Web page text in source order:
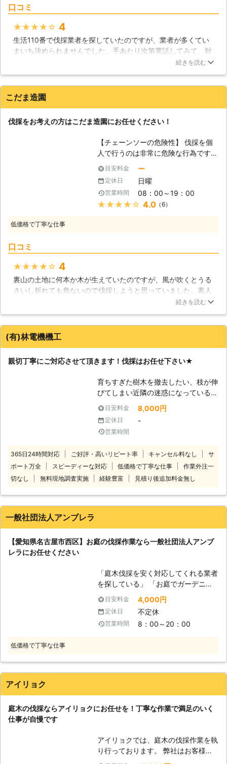
た木を使い建物にする事など楽しみ方
をアドバイスさせていただきます。厳
しく素敵な自然の中で培ったノウハウ
で皆さまの暮らしをサポートさせてい
ただきますので、伐採や剪定でお困り
す。 【安全な作業をお約束します】
木々の伐採には様々なことに配慮する
必要があります。倒れてきた時の角度
も考えなければ事故に繋がってしまう
ので、作業前はそのようなことも計算
しなければなりません。また、倒れた
木が家屋にダメージを与えてしまうこ
とも考えられます。もちろん、周辺の
庭木や近隣の住宅にも影響してしまう
合わせを行い、お客様にしっかりと作
意を払い伐採作業に取り掛かりますの
で、木の伐採でお困りでしたら一度ご
相談ください。不要な木などは伐採対
口コミ
★★★★★ 4
生活110番で伐採業者を探していたのですが、業者が多くてい
まいち決められませんでした。手あたり次第電話してみて、対
応と見積もりを聞いていたのですが、そこで一番良いなと思え
一切迷惑が掛からなかったので良かったです。
長野県 諏訪郡原村 2016年12月30日
続きを読む
こだま造園
伐採をお考えの方はこだま造園にお任せください！
【チェーンソーの危険性】 伐採を個
人で行うのは非常に危険な行為です。
手で掴める程度の太さの樹木であれば
問題は無いのですが、ある程度の太さ
がある木を伐採する場合、注意しなけ
ればいけない事があります。まず太い
木を伐採しようとする場合、チェーン
解していないと、チェーンソーが体に
向かって飛んでくることになり、大怪
我をする危険があるのです。太い木を
伐採する事に慣れていない方は、こだ
ま造園にご依頼ください。 【伐採時
ます。まずは木をどの方向に倒したい
かを決め、木の傾きや枝の付き具合な
どから重心を見極めます。そして、風
向きや周囲の地形なども考慮して、最
終的に切り倒す方向を決めます。切り
倒す方向を決めたら、その方向に正確
に切り倒す技術が必要になります。こ
だま造園のスタッフは、皆熟練された
極めから伐採技術まで完璧に行うこと
が可能です。
目安料金 ー
定休日 日曜
営業時間 08：00～19：00
★★★★★ 4.0（6）
低価格で丁寧な仕事
口コミ
★★★★★ 4
裏山の土地に何本か木が生えていたのですが、風が吹くとうる
さいし折れても危ないので伐採しようと思っていました。素人
ができるものではないので専門家にお願いしたいと思い、こだ
さったので、とてもスムーズに伐採してもらえました。次は自
宅の庭の庭木をお願いしたいと思っています。
愛知県 名古屋市熱田区 2016年11月30日
続きを読む
(有)林電機機工
親切丁寧にご対応させて頂きます！伐採はお任せ下さい★
育ちすぎた樹木を撤去したい、枝が伸
びてしまい近隣の迷惑になっている、
そんな個人では対応できない伐採作業
は弊社にお任せ下さい!! 経験豊富なプ
ロがお客様のご要望やご希望に沿った
形で作業を行いご満足いただける仕上
目線での作業を心がけているからこ
そ、適当な作業は一切致しません！
伐採作業以外にもお庭のことで何かあ
さい★
目安料金 8,000円
定休日 -
営業時間
365日24時間対応 ご好評・高いリピート率 キャンセル料なし
サ
ポート万全
スピーディーな対応 低価格で丁寧な仕事
作業外注一
切なし
無料現地調査実施 経験豊富 見積り後追加料金無し
一般社団法人アンブレラ
【愛知県名古屋市西区】お庭の伐採作業なら一般社団法人アンブ
レラにお任せください
「庭木伐採を安く対応してくれる業者
を探している」 「お庭でガーデニン
グをしたいので邪魔な庭木を伐根して
ほしい」 このようなときは、一般社
団法人アンブレラまでご相談を。 当
店では安心安全に作業をおこなうため
りに対応しています。 そのため特殊
価格で伐採作業を承っています。 な
るべく費用をかけずにリーズナブルな
目安料金 4,000円
定休日 不定休
営業時間 8：00～20：00
低価格で丁寧な仕事
アイリョク
庭木の伐採ならアイリョクにお任せを！丁寧な作業で満足のいく
仕事が自慢です
アイリョクでは、庭木の伐採作業を執
り行っております。 弊社はお客様の
気持ちを何より大事にし、おかげさま